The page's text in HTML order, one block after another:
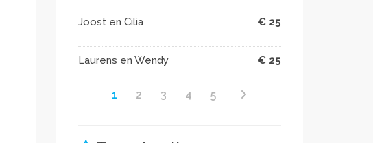
Joost en Cilia € 25
Laurens en Wendy € 25
1 2 3 4 5